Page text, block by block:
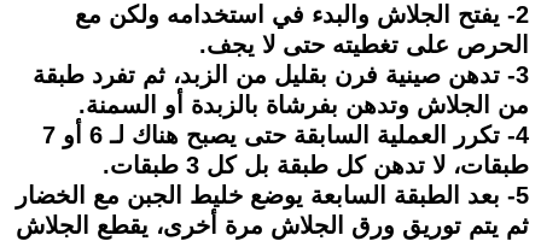
2- يفتح الجلاش والبدء في استخدامه ولكن مع
الحرص على تغطيته حتى لا يجف.
3- تدهن صينية فرن بقليل من الزبد، ثم تفرد طبقة
من الجلاش وتدهن بفرشاة بالزبدة أو السمنة.
4- تكرر العملية السابقة حتى يصبح هناك لـ 6 أو 7
طبقات، لا تدهن كل طبقة بل كل 3 طبقات.
5- بعد الطبقة السابعة يوضع خليط الجبن مع الخضار
ثم يتم توريق ورق الجلاش مرة أخرى، يقطع الجلاش